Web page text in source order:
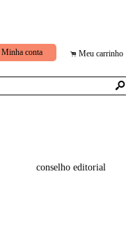
Minha conta . Meu carrinho
s
conselho editorial